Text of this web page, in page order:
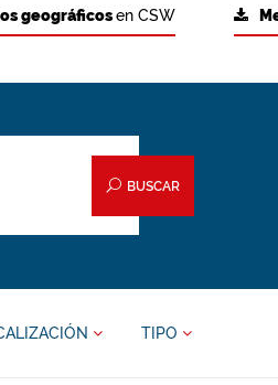
geográficosen CSW
BUSCAR
TIPO